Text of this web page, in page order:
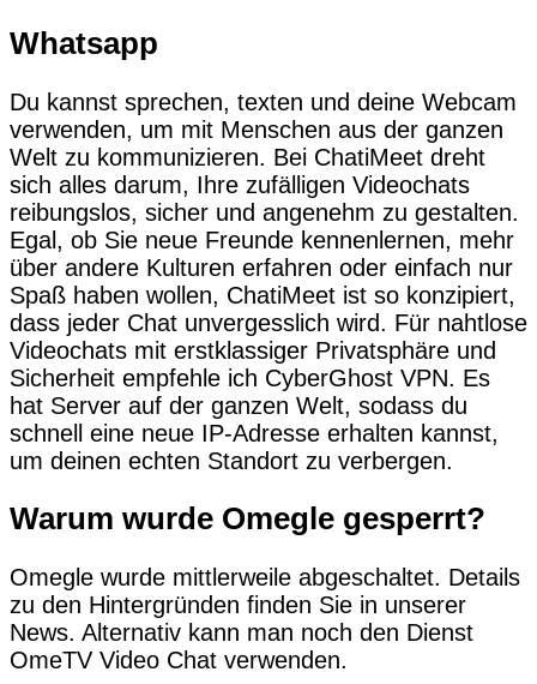
Whatsapp
Du kannst sprechen, texten und deine Webcam
verwenden, um mit Menschen aus der ganzen
Welt zu kommunizieren. Bei ChatiMeet dreht
sich alles darum, Ihre zufälligen Videochats
reibungslos, sicher und angenehm zu gestalten.
Egal, ob Sie neue Freunde kennenlernen, mehr
über andere Kulturen erfahren oder einfach nur
Spaß haben wollen, ChatiMeet ist so konzipiert,
dass jeder Chat unvergesslich wird. Für nahtlose
Videochats mit erstklassiger Privatsphäre und
Sicherheit empfehle ich CyberGhost VPN. Es
hat Server auf der ganzen Welt, sodass du
schnell eine neue IP-Adresse erhalten kannst,
um deinen echten Standort zu verbergen.
Warum wurde Omegle gesperrt?
Omegle wurde mittlerweile abgeschaltet. Details
zu den Hintergründen finden Sie in unserer
News. Alternativ kann man noch den Dienst
OmeTV Video Chat verwenden.